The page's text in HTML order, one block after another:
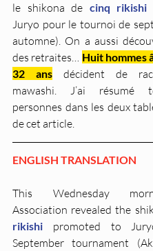
le shikona de cinq rikishi
Juryo pour le tournoi de
automne). On a aussi
des retraites… Huit hommes
32 ans décident de
mawashi. J’ai résumé
personnes dans les deux
de cet article.
ENGLISH TRANSLATION
This Wednesday
Association revealed the
rikishi promoted to
September tournament